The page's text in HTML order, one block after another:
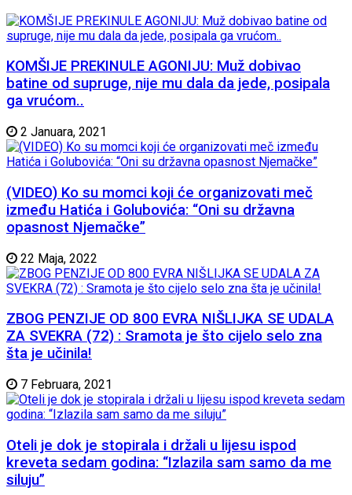
KOMŠIJE PREKINULE AGONIJU: Muž dobivao
batine od supruge, nije mu dala da jede, posipala
ga vrućom..
2 Januara, 2021
(VIDEO) Ko su momci koji će organizovati meč
između Hatića i Golubovića: “Oni su državna
opasnost Njemačke”
22 Maja, 2022
ZBOG PENZIJE OD 800 EVRA NIŠLIJKA SE UDALA
ZA SVEKRA (72) : Sramota je što cijelo selo zna
šta je učinila!
7 Februara, 2021
Oteli je dok je stopirala i držali u lijesu ispod
kreveta sedam godina: “Izlazila sam samo da me
siluju”